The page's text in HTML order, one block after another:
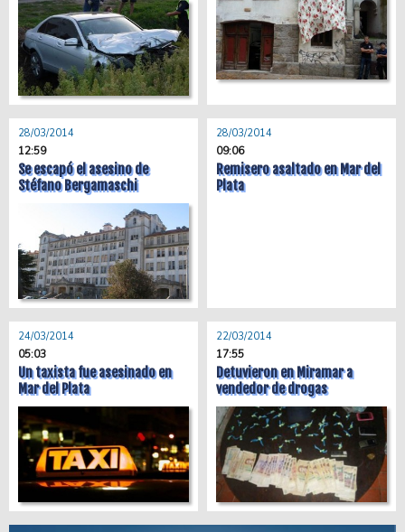
28/03/2014
12:59
Se escapó el asesino de
Stéfano Bergamaschi
28/03/2014
09:06
Remisero asaltado en Mar del
Plata
24/03/2014
05:03
Un taxista fue asesinado en
Mar del Plata
22/03/2014
17:55
Detuvieron en Miramar a
vendedor de drogas